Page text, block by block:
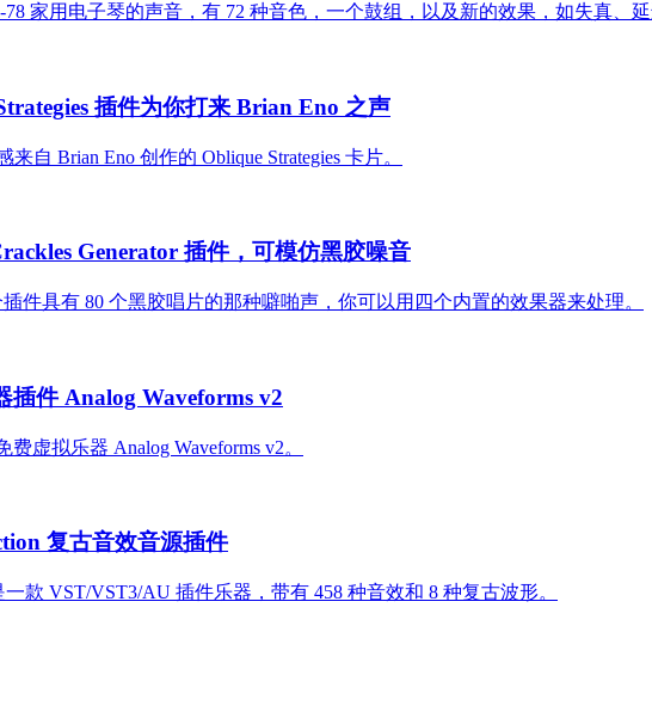
家用电子琴的声音，有 72 种音色，一个鼓组，以及新的效果，如失真、延
插件为你打来 Brian Eno 之声
来自 Brian Eno 创作的 Oblique Strategies 卡片。
Generator 插件，可模仿黑胶噪音
插件具有 80 个黑胶唱片的那种噼啪声，你可以用四个内置的效果器来处理。
插件 Analog Waveforms v2
费虚拟乐器 Analog Waveforms v2。
复古音效音源插件
一款 VST/VST3/AU 插件乐器，带有 458 种音效和 8 种复古波形。